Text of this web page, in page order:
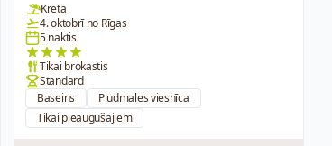
Krēta
4. oktobrī no Rīgas
5 naktis
Tikai brokastis
Standard
Baseins
Pludmales viesnīca
Tikai pieaugušajiem